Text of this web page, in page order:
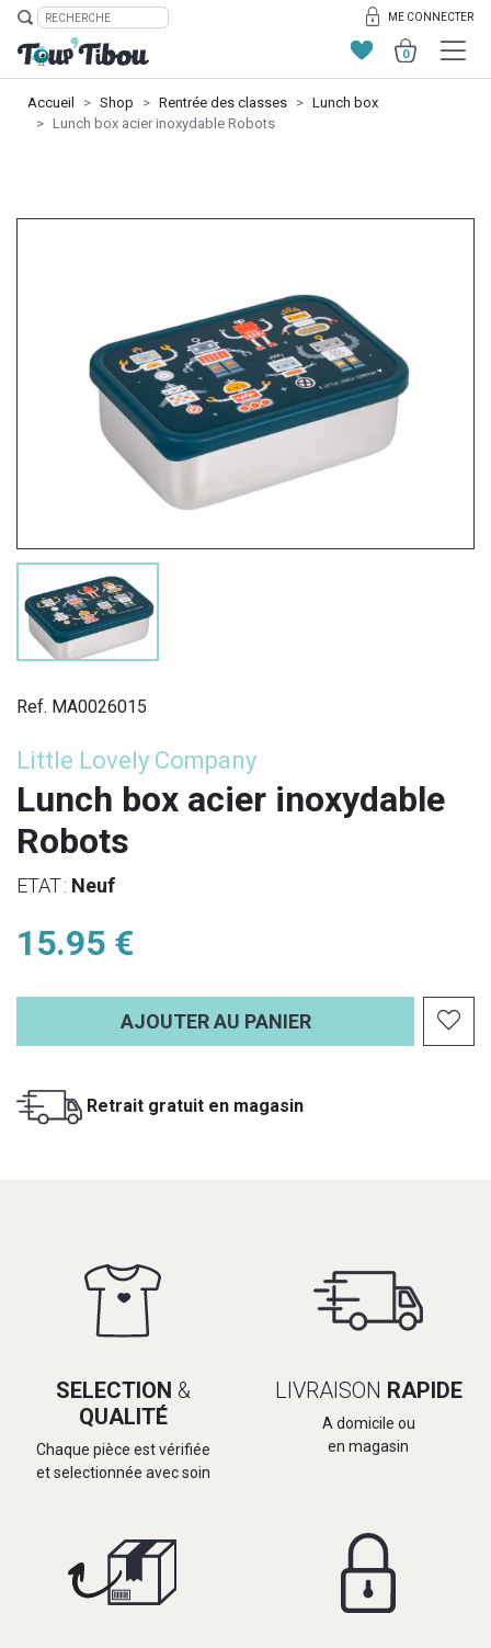
ME CONNECTER
0
Accueil Shop Rentrée des classes
Lunch box
Lunch box acier inoxydable Robots
Ref. MA0026015
Little Lovely Company
Lunch box acier inoxydable
Robots
ETAT : Neuf
15.95 €
AJOUTER AU PANIER
Retrait gratuit en magasin
SELECTION &
QUALITÉ
Chaque pièce est vérifiée
et selectionnée avec soin
LIVRAISON RAPIDE
A domicile ou
en magasin